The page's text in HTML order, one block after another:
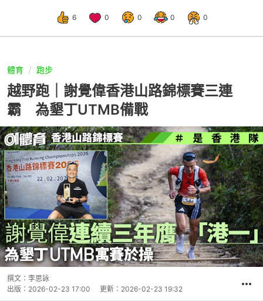
6 0 0 0 0
體育 跑步
越野跑｜謝覺偉香港山路錦標賽三連
霸 為墾丁UTMB備戰
撰文： 李思詠
出版： 2026-02-23 17:00 更新： 2026-02-23 19:32